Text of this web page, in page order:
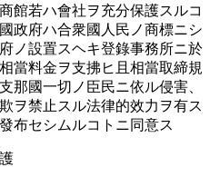
館若ハ會社ヲ充分保護スルコ
政府ハ合衆國人民ノ商標ニシ
ノ設置スヘキ登錄事務所󠄁ニ於
當料金ヲ支拂ヒ且相當取締規
那國一切ノ臣民ニ依ル侵󠄁害󠄂、
ヲ禁止スル法律的效力ヲ有ス
布セシムルコトニ同意ス